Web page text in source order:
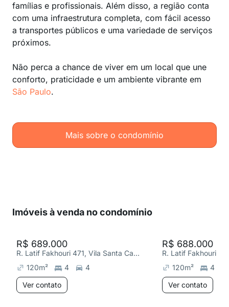
famílias e profissionais. Além disso, a região conta
com uma infraestrutura completa, com fácil acesso
a transportes públicos e uma variedade de serviços
próximos.
Não perca a chance de viver em um local que une
conforto, praticidade e um ambiente vibrante em
São Paulo.
Mais sobre o condomínio
Imóveis à venda no condomínio
R$ 689.000
R. Latif Fakhouri 471, Vila Santa Catarina
120m² 4
4
Ver contato
R$ 688.000
120m²
4
Ver contato